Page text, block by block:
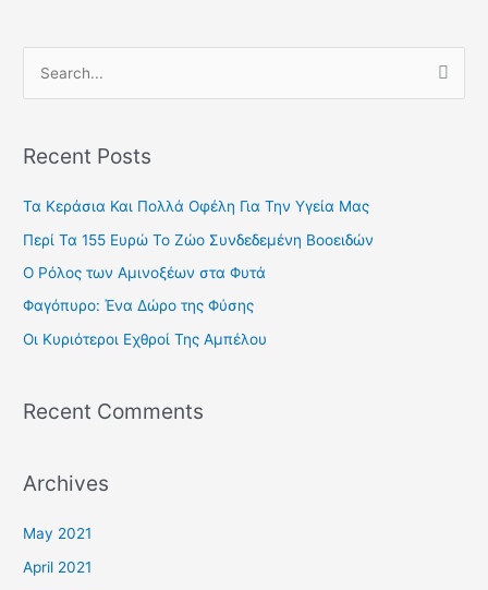
r
o
r
:
Recent Posts
Τα Κεράσια Και Πολλά Οφέλη Για Την Υγεία Μας
Περί Τα 155 Ευρώ Το Ζώο Συνδεδεμένη Βοοειδών
Ο Ρόλος των Αμινοξέων στα Φυτά
Φαγόπυρο: Ένα Δώρο της Φύσης
Οι Κυριότεροι Εχθροί Της Αμπέλου
Recent Comments
Archives
May 2021
April 2021